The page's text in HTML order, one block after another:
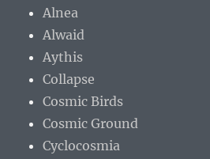
Alnea
Alwaid
Aythis
Collapse
Cosmic Birds
Cosmic Ground
Cyclocosmia